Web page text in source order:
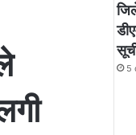
5